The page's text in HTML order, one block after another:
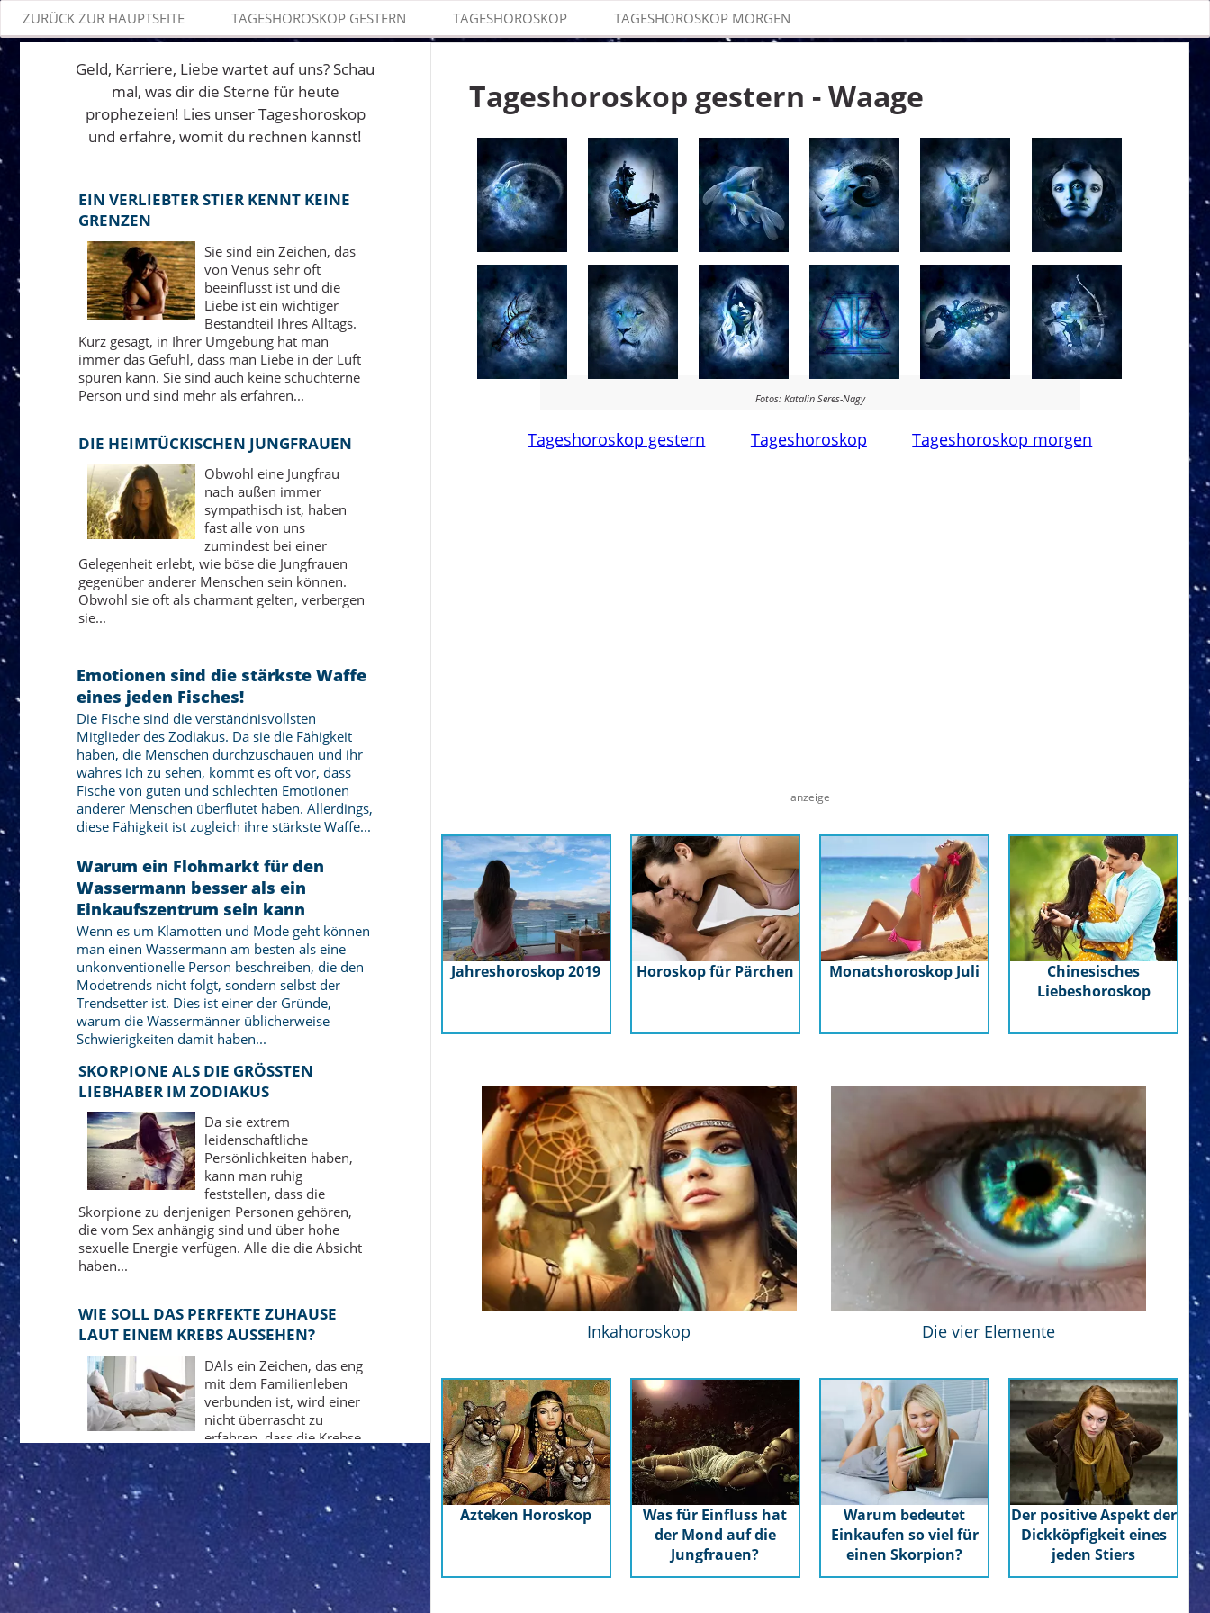
ZURÜCK ZUR HAUPTSEITE TAGESHOROSKOP GESTERN TAGESHOROSKOP TAGESHOROSKOP MORGEN
Geld, Karriere, Liebe wartet auf uns? Schau
mal, was dir die Sterne für heute
prophezeien! Lies unser Tageshoroskop
und erfahre, womit du rechnen kannst!
Tageshoroskop gestern - Waage
Fotos: Katalin Seres-Nagy
Tageshoroskop gestern Tageshoroskop Tageshoroskop morgen
anzeige